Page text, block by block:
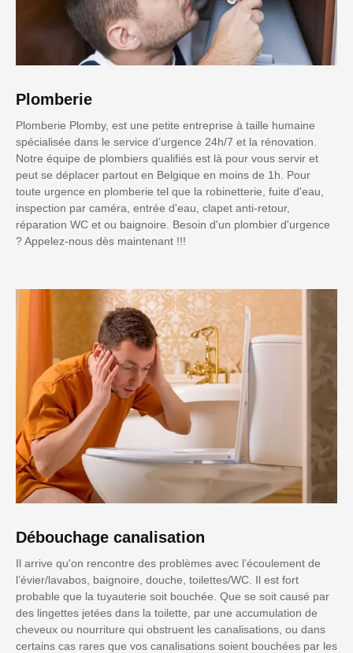
Plomberie
Plomberie Plomby, est une petite entreprise à taille humaine
spécialisée dans le service d’urgence 24h/7 et la rénovation.
Notre équipe de plombiers qualifiés est là pour vous servir et
peut se déplacer partout en Belgique en moins de 1h. Pour
toute urgence en plomberie tel que la robinetterie, fuite d'eau,
inspection par caméra, entrée d'eau, clapet anti-retour,
réparation WC et ou baignoire. Besoin d'un plombier d'urgence
? Appelez-nous dès maintenant !!!
Débouchage canalisation
Il arrive qu'on rencontre des problèmes avec l’écoulement de
l’évier/lavabos, baignoire, douche, toilettes/WC. Il est fort
probable que la tuyauterie soit bouchée. Que se soit causé par
des lingettes jetées dans la toilette, par une accumulation de
cheveux ou nourriture qui obstruent les canalisations, ou dans
certains cas rares que vos canalisations soient bouchées par les